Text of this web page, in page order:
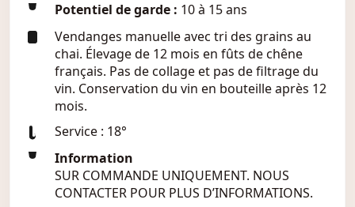
Potentiel de garde : 10 à 15 ans
Vendanges manuelle avec tri des grains au
chai. Élevage de 12 mois en fûts de chêne
français. Pas de collage et pas de filtrage du
vin. Conservation du vin en bouteille après 12
mois.
Service : 18°
Information
SUR COMMANDE UNIQUEMENT. NOUS
CONTACTER POUR PLUS D’INFORMATIONS.